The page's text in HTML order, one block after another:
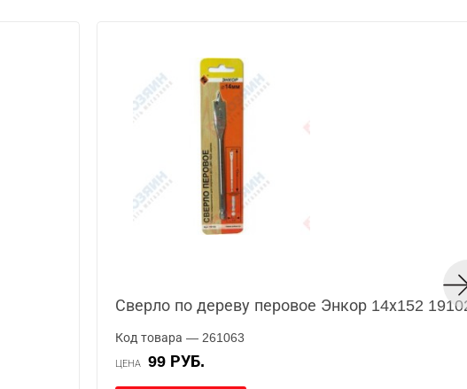
Сверло по дереву перовое Энкор 14х152
Код товара — 261063
ЦЕНА 99 РУБ.